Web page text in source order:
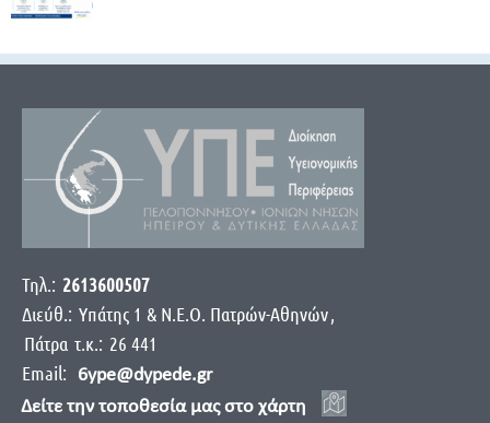
Τηλ.: 2613600507
Διεύθ.: Yπάτης 1 & Ν.Ε.Ο. Πατρών-Αθηνών,
Πάτρα τ.κ.: 26 441
Email:
6ype@dypede.gr
Δείτε την τοποθεσία μας στο χάρτη